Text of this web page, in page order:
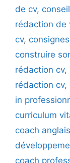
de cv,
rédaction de
cv,
construire
rédaction cv,
rédaction cv,
in
curriculum
coach anglais
coach